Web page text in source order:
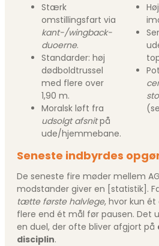
Stærk
omstillingsfart via
kant-/wingback-
duoerne.
Standarder: høj
dødboldtrussel
med flere over
1,90 m.
Moralsk løft fra
udsolgt afsnitpå
ude/hjemmebane.
Seneste indbyrdes
De seneste fire møder mellem
modstander giver en [statistik] .
tætte første halvlege, hvor kun
flere end ét mål før pausen. Det
en duel, der ofte bliver afgjort på
disciplin.